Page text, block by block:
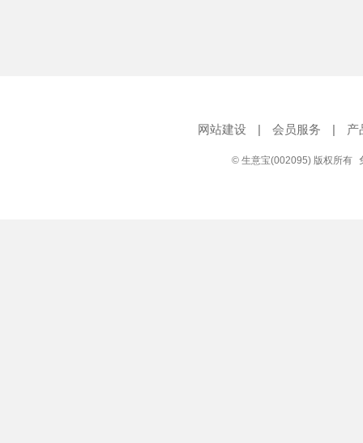
网站建设 | 会员服务 | 产
© 生意宝(002095) 版权所有